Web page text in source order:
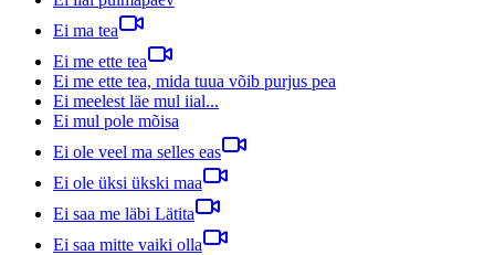
Ei ma tea
Ei me ette tea
Ei me ette tea, mida tuua võib purjus pea
Ei meelest läe mul iial...
Ei mul pole mõisa
Ei ole veel ma selles eas
Ei ole üksi ükski maa
Ei saa me läbi Lätita
Ei saa mitte vaiki olla